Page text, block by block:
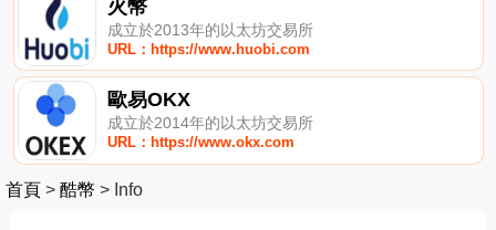
火幣
成立於2013年的以太坊交易所
URL：https://www.huobi.com
歐易OKX
成立於2014年的以太坊交易所
URL：https://www.okx.com
首頁 > 酷幣 > Info